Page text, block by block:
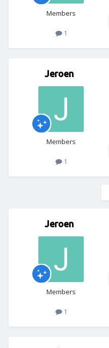
Members
1
Jeroen
Members
1
Jeroen
Members
1